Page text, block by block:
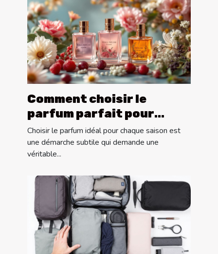
Comment choisir le
parfum parfait pour
chaque saison ?
Choisir le parfum idéal pour chaque saison est
une démarche subtile qui demande une
véritable...